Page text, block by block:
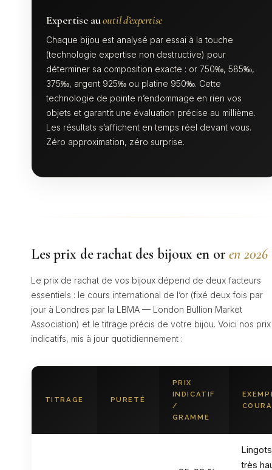
Expertise auoutil d’expertise
Chaque bijou est analysé par essai à la touche
(technologie expertise non destructive) pour
déterminer sa composition exacte : or 750‰, 585‰,
375‰, argent 925‰ ou platine 950‰. Cette
technologie de pointe n’endommage en rien vos
objets et garantit une évaluation précise au millième.
Les résultats s’affichent en temps réel devant vous.
Zéro approximation, zéro surprise.
Les prix de rachat des bijoux en oren 2026
Le prix de rachat de vos bijoux dépend de deux facteurs
essentiels : le cours international de l’or (fixé deux fois par
jour à Londres par la LBMA — London Bullion Market
Association) et le titrage précis de votre bijou. Voici nos prix
indicatifs, mis à jour quotidiennement :
TITRAGE PURETÉ
PRIX
INDICATIF
/
GRAMME
très